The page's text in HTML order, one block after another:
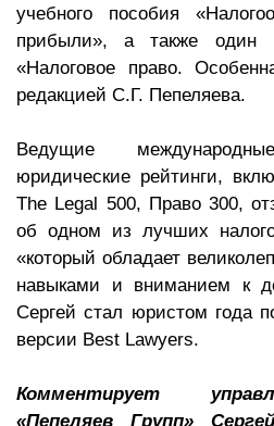
учебного пособия
прибыли», а также один
«Налоговое право.
редакцией С.Г. Пепеляева.
Ведущие
юридические рейтинги,
The Legal 500, Право 300,
об одном из лучших
«который обладает
навыками и вниманием к
Сергей стал юристом года
версии Best Lawyers.
Комментирует
«Пепеляев Групп»